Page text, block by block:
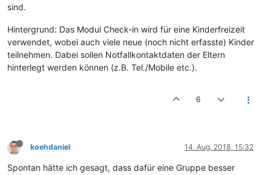
sind.
Hintergrund: Das Modul Check-in wird für eine Kinderfreizeit
verwendet, wobei auch viele neue (noch nicht erfasste) Kinder
teilnehmen. Dabei sollen Notfallkontaktdaten der Eltern
hinterlegt werden können (z.B. Tel./Mobile etc.).
6
koehdaniel 14. Aug. 2018, 15:32
Spontan hätte ich gesagt, dass dafür eine Gruppe besser